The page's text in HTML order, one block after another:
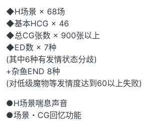
◆H场景 × 68场
◆基本HCG × 46
◆总CG张数 × 900张以上
◆ED数 × 7种
(其中6种有发情状态分歧)
+杂鱼END 8种
(对低级魔物等发情度达到60以上失败)
●H场景喘息声音
●场景・CG回忆功能